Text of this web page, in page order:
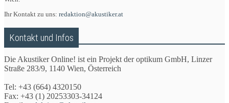
Ihr Kontakt zu uns: redaktion@akustiker.at
Kontakt und Infos
Die Akustiker Online! ist ein Projekt der optikum GmbH, Linzer
Straße 283/9, 1140 Wien, Österreich
Tel: +43 (664) 4320150
Fax: +43 (1) 20253303-34124